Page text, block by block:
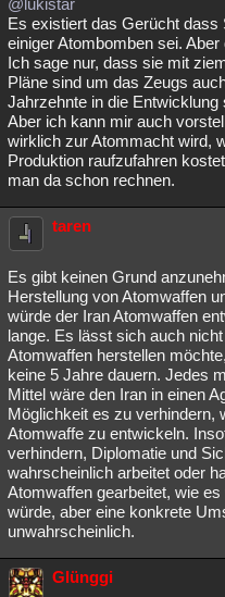
@lukistar
Es existiert das Gerücht dass
einiger Atombomben sei.
Ich sage nur, dass sie mit
Pläne sind um das Zeugs
Jahrzehnte in die
Aber ich kann mir auch
wirklich zur Atommacht wird,
Produktion raufzufahren
man da schon rechnen.
taren
Es gibt keinen Grund
Herstellung von Atomwaffen
würde der Iran Atomwaffen
lange. Es lässt sich auch
Atomwaffen herstellen
keine 5 Jahre dauern. Jedes
Mittel wäre den Iran in einen
Möglichkeit es zu verhindern,
Atomwaffe zu entwickeln.
verhindern, Diplomatie und
wahrscheinlich arbeitet oder
Atomwaffen gearbeitet, wie
würde, aber eine konkrete
unwahrscheinlich.
Glünggi